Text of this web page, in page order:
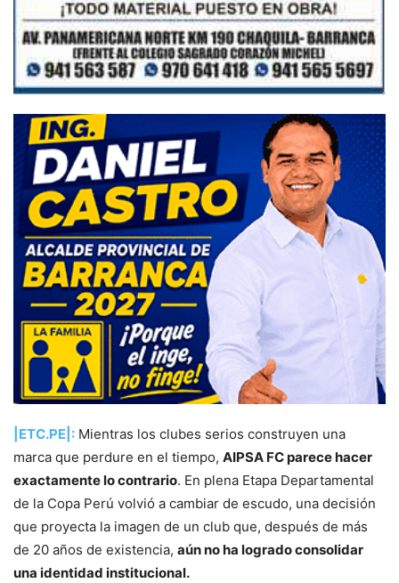
|ETC.PE|: Mientras los clubes serios construyen una
marca que perdure en el tiempo, AIPSA FC parece hacer
exactamente lo contrario. En plena Etapa Departamental
de la Copa Perú volvió a cambiar de escudo, una decisión
que proyecta la imagen de un club que, después de más
de 20 años de existencia, aún no ha logrado consolidar
una identidad institucional.